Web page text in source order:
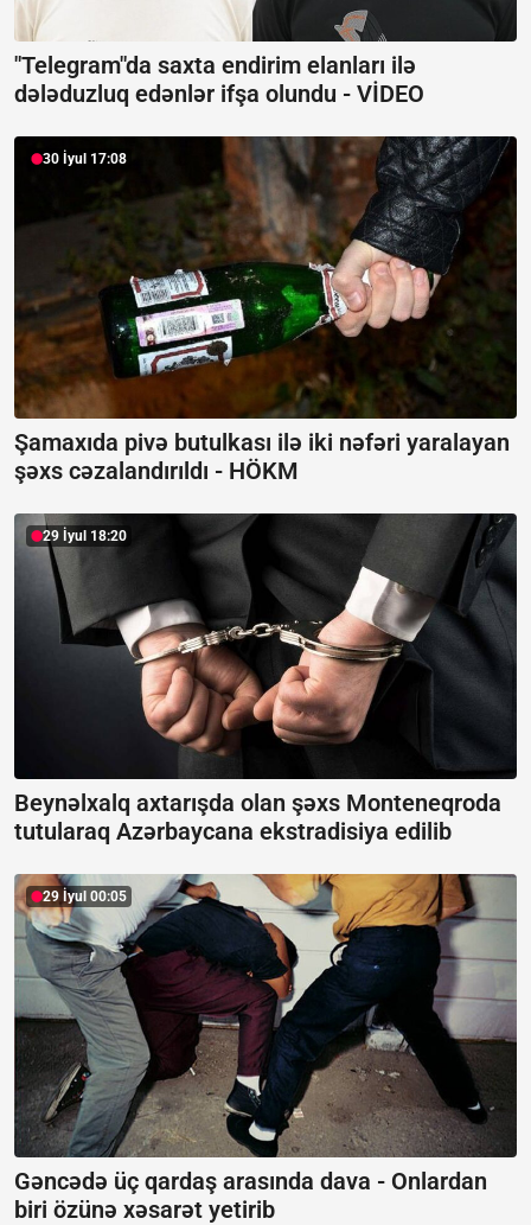
"Telegram"da saxta endirim elanları ilə
dələduzluq edənlər ifşa olundu - VİDEO
30 İyul 17:08
Şamaxıda pivə butulkası ilə iki nəfəri yaralayan
şəxs cəzalandırıldı - HÖKM
29 İyul 18:20
Beynəlxalq axtarışda olan şəxs Monteneqroda
tutularaq Azərbaycana ekstradisiya edilib
29 İyul 00:05
Gəncədə üç qardaş arasında dava - Onlardan
biri özünə xəsarət yetirib